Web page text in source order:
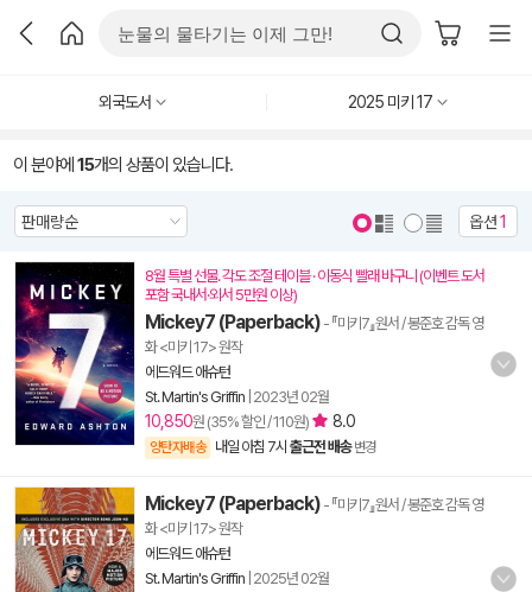
외국도서 2025 미키 17
이 분야에 15개의 상품이 있습니다.
옵션1
8월 특별 선물. 각도 조절 테이블 · 이동식 빨래 바구니 (이벤트 도서
포함 국내서·외서 5만원 이상)
Mickey7 (Paperback) - 『미키7』원서 / 봉준호 감독 영
화 <미키 17> 원작
에드워드 애슈턴
St. Martin's Griffin 2023년 02월
10,850원 (35% 할인 / 110원) 8.0
양탄자배송 내일 아침 7시 출근전 배송 변경
Mickey7 (Paperback) - 『미키7』원서 / 봉준호 감독 영
화 <미키 17> 원작
에드워드 애슈턴
St. Martin's Griffin 2025년 02월